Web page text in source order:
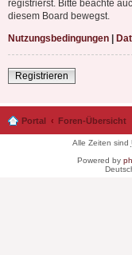
registrierst. Bitte beachte
diesem Board bewegst.
Nutzungsbedingungen |
Registrieren
Portal Foren-Übersicht
Alle Zeiten sind
Powered by